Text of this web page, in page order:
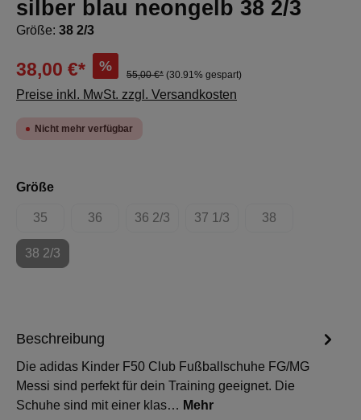
silber blau neongelb 38 2/3
Größe: 38 2/3
38,00 €* %
55,00 €* (30.91% gespart)
Preise inkl. MwSt. zzgl. Versandkosten
Nicht mehr verfügbar
Größeauswählen
35
(Diese Option ist zurzeit nicht verfügbar.)
36
(Diese Option ist zurzeit nicht verfügbar.)
36 2/3
(Diese Option ist zurzeit nicht verfügbar.)
37 1/3
(Diese Option ist zurzeit
38
(Diese Option ist
38 2/3
(Diese Option ist zurzeit nicht verfügbar.)
Beschreibung
Die adidas Kinder F50 Club Fußballschuhe FG/MG
Messi sind perfekt für dein Training geeignet. Die
Schuhe sind mit einer klas… Mehr